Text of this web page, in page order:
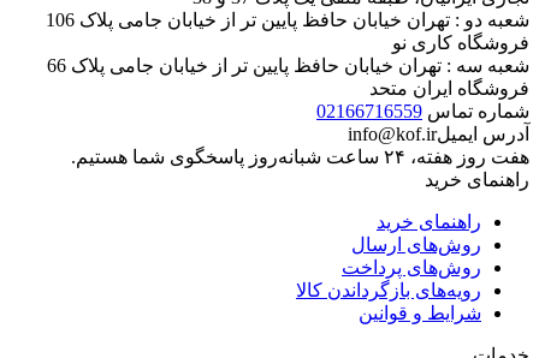
شعبه سه : تهران خیابان حافظ پایین تر از خیابان جامی پلاک 66
فروشگاه ایران متحد
شماره تماس 02166716559
آدرس ایمیلinfo@kof.ir
هفت روز هفته، ۲۴ ساعت شبانه‌روز پاسخگوی شما هستیم.
راهنمای خرید
راهنمای خرید
روش‌های ارسال
روش‌های پرداخت
رویه‌های بازگرداندن کالا
شرایط و قوانین
خدمات